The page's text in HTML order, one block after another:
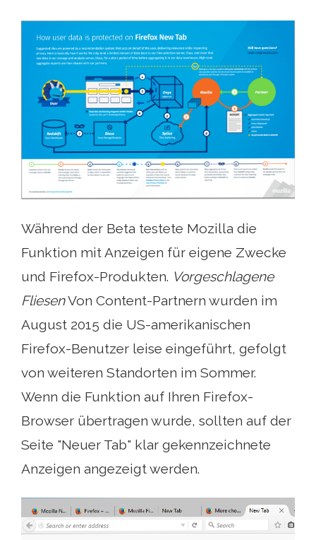
Während der Beta testete Mozilla die
Funktion mit Anzeigen für eigene Zwecke
und Firefox-Produkten. Vorgeschlagene
FliesenVon Content-Partnern wurden im
August 2015 die US-amerikanischen
Firefox-Benutzer leise eingeführt, gefolgt
von weiteren Standorten im Sommer.
Wenn die Funktion auf Ihren Firefox-
Browser übertragen wurde, sollten auf der
Seite "Neuer Tab" klar gekennzeichnete
Anzeigen angezeigt werden.